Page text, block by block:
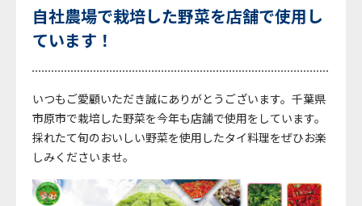
自社農場で栽培した野菜を店舗で使用し
ています！
いつもご愛顧いただき誠にありがとうございます。千葉県
市原市で栽培した野菜を今年も店舗で使用をしています。
採れたて旬のおいしい野菜を使用したタイ料理をぜひお楽
しみくださいませ。